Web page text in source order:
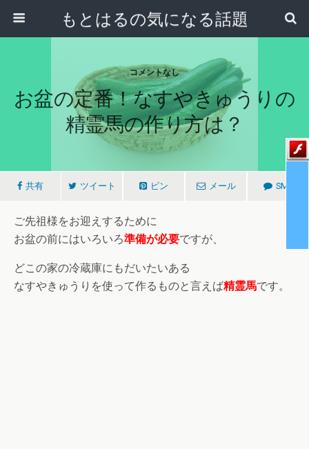
もとはるの気になる話題
コメントなし
お盆の定番！なすやきゅうりの
精霊馬の作り方は？
共有 ツイート ピン メール SMS
ご先祖様をお迎えするために
お盆の前にはいろいろ準備が必要ですが、
どこの家の冷蔵庫にもだいたいある
なすやきゅうりを使って作るものと言えば精霊馬です。